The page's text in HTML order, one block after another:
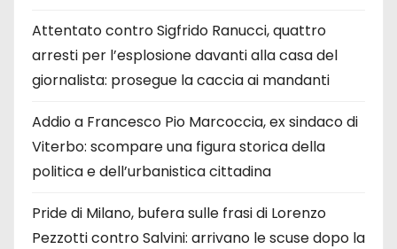
Attentato contro Sigfrido Ranucci, quattro
arresti per l’esplosione davanti alla casa del
giornalista: prosegue la caccia ai mandanti
Addio a Francesco Pio Marcoccia, ex sindaco di
Viterbo: scompare una figura storica della
politica e dell’urbanistica cittadina
Pride di Milano, bufera sulle frasi di Lorenzo
Pezzotti contro Salvini: arrivano le scuse dopo la